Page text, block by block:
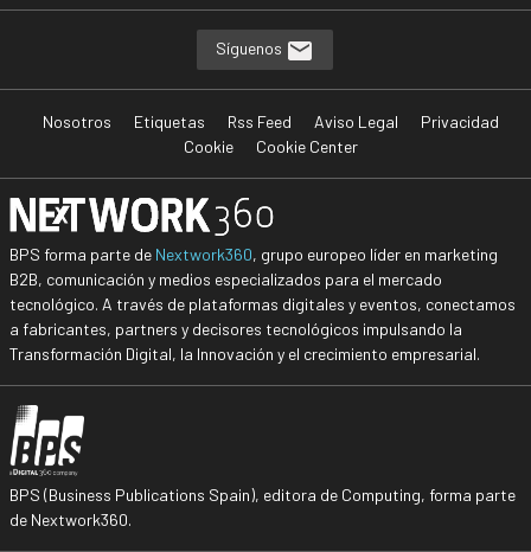
Síguenos
Nosotros Etiquetas Rss Feed Aviso Legal
Privacidad
Cookie
Cookie Center
BPS forma parte de Nextwork360, grupo europeo líder en marketing
B2B, comunicación y medios especializados para el mercado
tecnológico. A través de plataformas digitales y eventos, conectamos
a fabricantes, partners y decisores tecnológicos impulsando la
Transformación Digital, la Innovación y el crecimiento empresarial.
BPS (Business Publications Spain), editora de Computing, forma parte
de Nextwork360.